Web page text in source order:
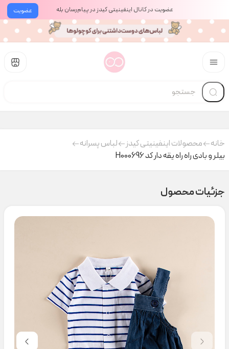
عضویت عضویت در کانال اینفینیتی کیدز در پیام‌رسان بله
خانه محصولات اینفینیتی کیدز
لباس پسرانه
بیلر و بادی راه راه یقه دار کد H000696
جزئیات محصول